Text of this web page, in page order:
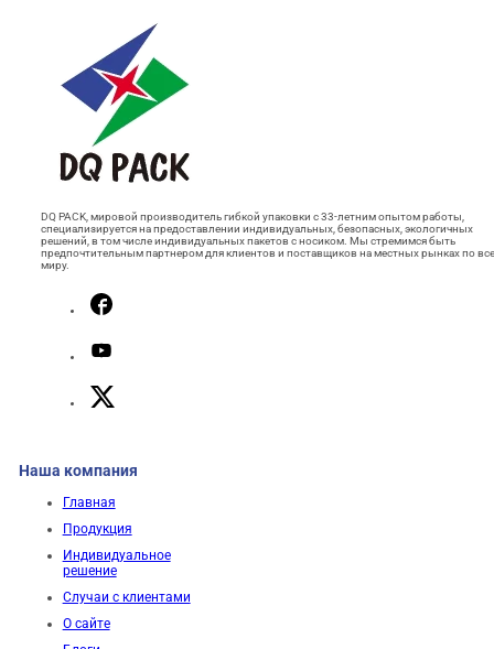
DQ PACK, мировой производитель гибкой упаковки с 33-летним опытом работы,
специализируется на предоставлении индивидуальных, безопасных, экологичных
решений, в том числе индивидуальных пакетов с носиком. Мы стремимся быть
предпочтительным партнером для клиентов и поставщиков на местных рынках по
миру.
Наша компания
Главная
Продукция
Индивидуальное
решение
Случаи с клиентами
О сайте